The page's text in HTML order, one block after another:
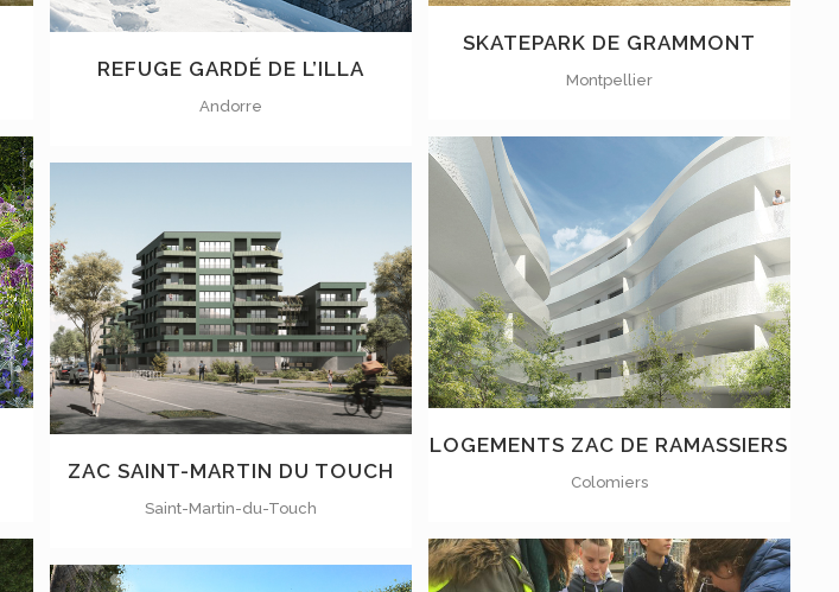
SKATEPARK DE GRAMMONT
Montpellier
REFUGE GARDÉ DE L’ILLA
Andorre
VOIR
LOGEMENTS ZAC DE RAMASSIERS
Colomiers
VOIR
ZAC SAINT-MARTIN DU TOUCH
Saint-Martin-du-Touch